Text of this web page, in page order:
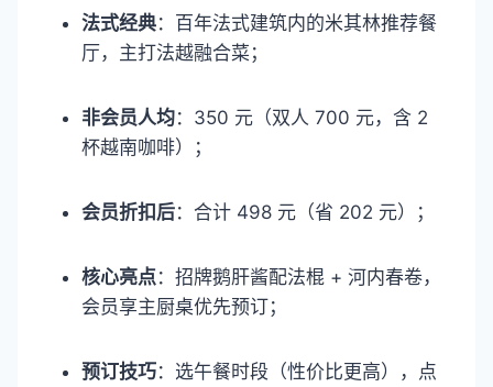
法式经典：百年法式建筑内的米其林推荐餐
厅，主打法越融合菜；​
非会员人均：350 元（双人 700 元，含 2
杯越南咖啡）；​
会员折扣后：合计 498 元（省 202 元）；​
核心亮点：招牌鹅肝酱配法棍 + 河内春卷，
会员享主厨桌优先预订；​
预订技巧：选午餐时段（性价比更高），点